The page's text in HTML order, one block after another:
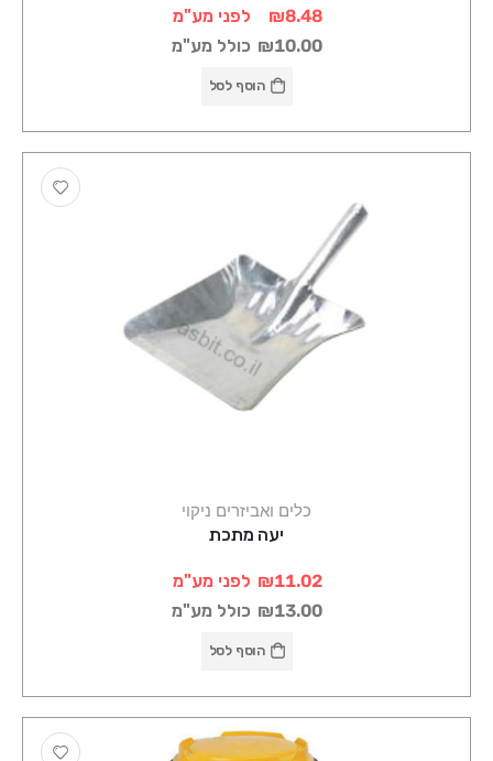
₪8.48
לפני מע"מ
₪10.00 כולל מע"מ
הוסף לסל
כלים ואביזרים ניקוי
יעה מתכת
₪11.02 לפני מע"מ
₪13.00 כולל מע"מ
הוסף לסל